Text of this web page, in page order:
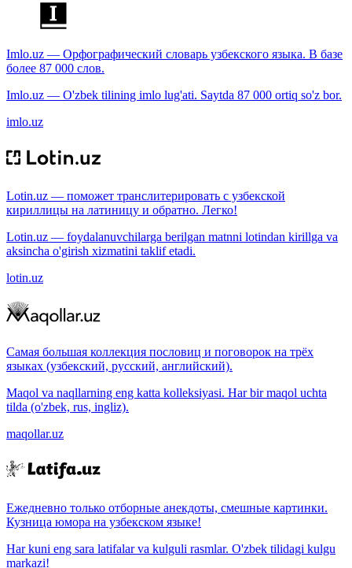
Imlo.uz — Орфографический словарь узбекского языка. В базе
более 87 000 слов.
Imlo.uz — O'zbek tilining imlo lug'ati. Saytda 87 000 ortiq so'z bor.
imlo.uz
Lotin.uz — поможет транслитерировать с узбекской
кириллицы на латиницу и обратно. Легко!
Lotin.uz — foydalanuvchilarga berilgan matnni lotindan kirillga va
aksincha o'girish xizmatini taklif etadi.
lotin.uz
Самая большая коллекция пословиц и поговорок на трёх
языках (узбекский, русский, английский).
Maqol va naqllarning eng katta kolleksiyasi. Har bir maqol uchta
tilda (o'zbek, rus, ingliz).
maqollar.uz
Ежедневно только отборные анекдоты, смешные картинки.
Кузница юмора на узбекском языке!
Har kuni eng sara latifalar va kulguli rasmlar. O'zbek tilidagi kulgu
markazi!